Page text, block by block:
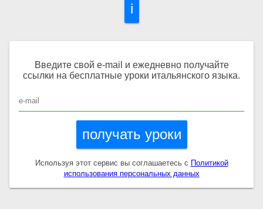
i
Введите свой e-mail и ежедневно получайте
ссылки на бесплатные уроки итальянского языка.
получать уроки
Используя этот сервис вы соглашаетесь с Политикой
использования персональных данных
Отменить